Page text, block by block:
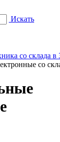
Искать
со склада в
со